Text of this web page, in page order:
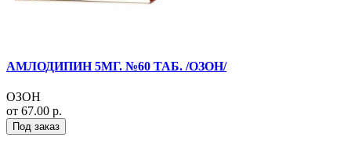
АМЛОДИПИН 5МГ. №60 ТАБ. /ОЗОН/
ОЗОН
от 67.00 р.
Под заказ